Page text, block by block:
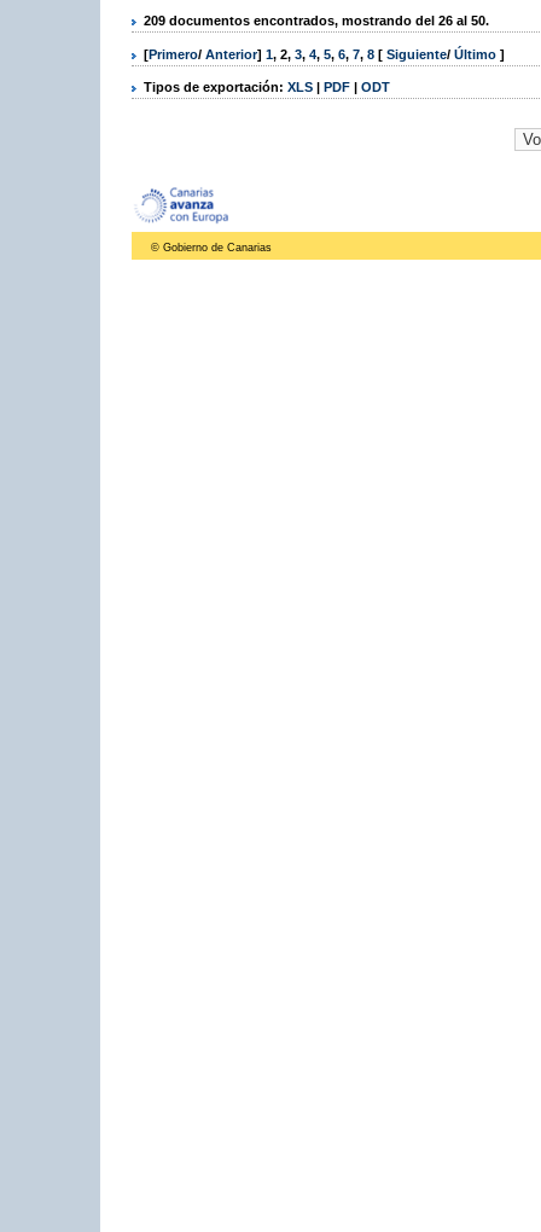
209 documentos encontrados, mostrando del 26 al 50.
[Primero/ Anterior] 1, 2, 3, 4, 5, 6, 7, 8 [ Siguiente/ Último ]
Tipos de exportación: XLS | PDF | ODT
© Gobierno de Canarias